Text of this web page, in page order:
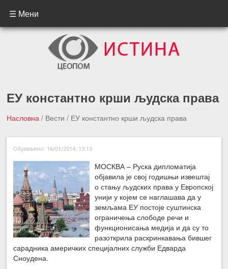
☰ Мени
ЕУ константно крши људска права
Насловна / Вести/ ЕУ константно крши људска права
←Претходна вест
Следећа вест →
Објављено: 16/01/2014, 13:13
МОСКВА – Руска дипломатија
објавила је свој годишњи извештај
о стању људских права у Европској
унији у којем се наглашава да у
земљама ЕУ постоје суштинска
ограничења слободе речи и
функционисања медија и да су то
разоткрила раскринкавања бившег
сарадника америчких специјалних служби Едварда
Сноудена.